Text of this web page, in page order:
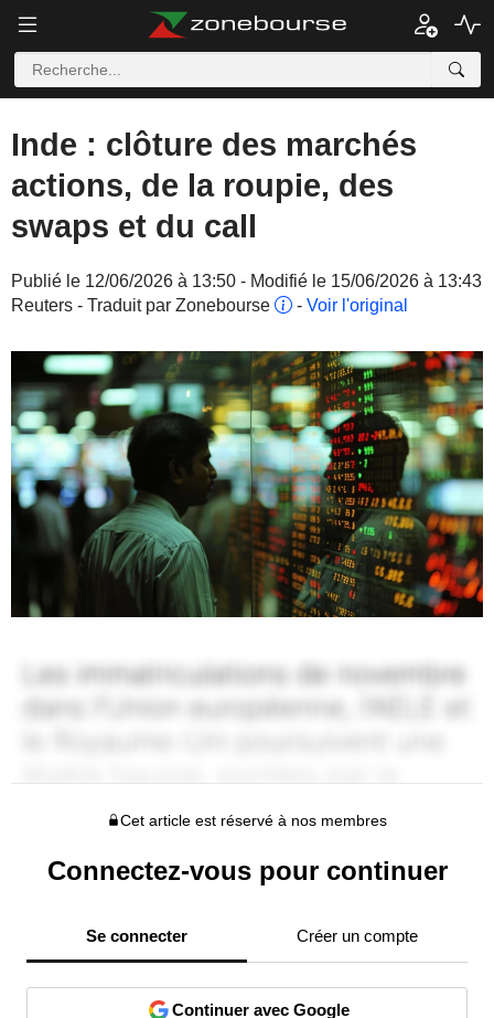
Inde : clôture des marchés
actions, de la roupie, des
swaps et du call
Publié le 12/06/2026 à 13:50 - Modifié le 15/06/2026 à 13:43
Reuters - Traduit par Zonebourse
- Voir l'original
Cet article est réservé à nos membres
Connectez-vous pour continuer
Se connecter Créer un compte
Continuer avec Google